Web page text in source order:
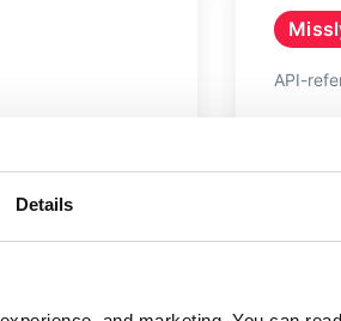
Details
efter manuell
API-